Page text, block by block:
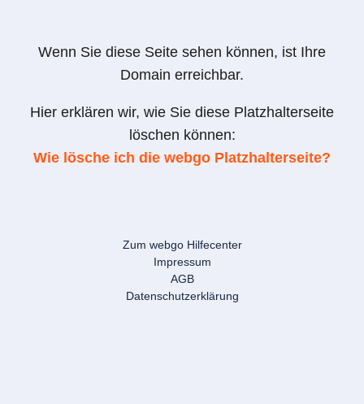
Wenn Sie diese Seite sehen können, ist Ihre
Domain erreichbar.
Hier erklären wir, wie Sie diese Platzhalterseite
löschen können:
Wie lösche ich die webgo Platzhalterseite?
Zum webgo Hilfecenter
Impressum
AGB
Datenschutzerklärung